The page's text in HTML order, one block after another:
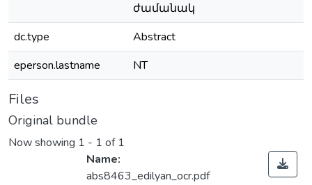
ժամանակ
dc.type
Abstract
eperson.lastname
NT
Files
Original bundle
Now showing 1 - 1 of 1
Name:
abs8463_edilyan_ocr.pdf